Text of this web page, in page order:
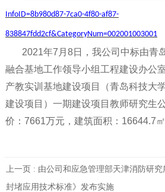
InfoID=8b980d87-7ca0-4f80-af87-
838847fdd2cf&CategoryNum=002001003001
2021年7月8日，我公司中标由青
融合基地工作领导小组工程建设办公
产教实训基地建设项目（青岛科技大
建设项目）一期建设项目教师研究生
价：7661万元，建筑面积：16644.7
上一页 : 由公司和应急管理部天津消防研
封堵应用技术标准》发布实施